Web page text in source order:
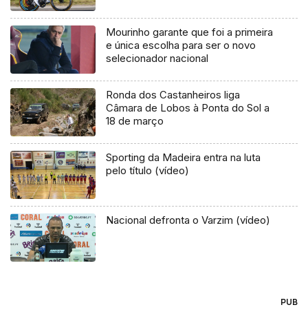
Mourinho garante que foi a primeira
e única escolha para ser o novo
selecionador nacional
Ronda dos Castanheiros liga
Câmara de Lobos à Ponta do Sol a
18 de março
Sporting da Madeira entra na luta
pelo título (vídeo)
Nacional defronta o Varzim (vídeo)
PUB